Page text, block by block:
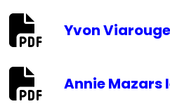
Yvon
Annie Mazars